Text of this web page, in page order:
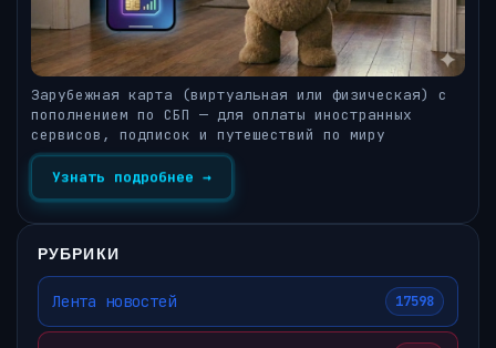
Зарубежная карта (виртуальная или физическая) с
пополнением по СБП — для оплаты иностранных
сервисов, подписок и путешествий по миру
Узнать подробнее →
РУБРИКИ
Лента новостей 17598